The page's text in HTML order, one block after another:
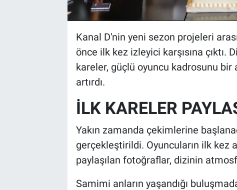
Kanal D'nin yeni sezon projeleri
önce ilk kez izleyici karşısına çıktı.
kareler, güçlü oyuncu kadrosunu bir
artırdı.
İLK KARELER
Yakın zamanda çekimlerine
gerçekleştirildi. Oyuncuların ilk kez
paylaşılan fotoğraflar, dizinin
Samimi anların yaşandığı
İletişim (Künye)